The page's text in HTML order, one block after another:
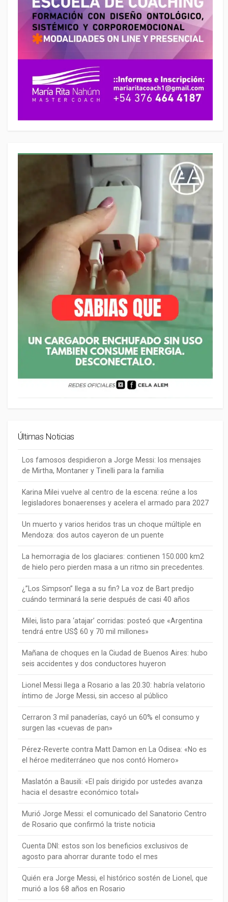
Últimas Noticias
Los famosos despidieron a Jorge Messi: los mensajes
de Mirtha, Montaner y Tinelli para la familia
Karina Milei vuelve al centro de la escena: reúne a los
legisladores bonaerenses y acelera el armado para 2027
Un muerto y varios heridos tras un choque múltiple en
Mendoza: dos autos cayeron de un puente
La hemorragia de los glaciares: contienen 150.000 km2
de hielo pero pierden masa a un ritmo sin precedentes.
¿”Los Simpson” llega a su fin? La voz de Bart predijo
cuándo terminará la serie después de casi 40 años
Milei, listo para ‘atajar’ corridas: posteó que «Argentina
tendrá entre US$ 60 y 70 mil millones»
Mañana de choques en la Ciudad de Buenos Aires: hubo
seis accidentes y dos conductores huyeron
Lionel Messi llega a Rosario a las 20.30: habría velatorio
íntimo de Jorge Messi, sin acceso al público
Cerraron 3 mil panaderías, cayó un 60% el consumo y
surgen las «cuevas de pan»
Pérez-Reverte contra Matt Damon en La Odisea: «No es
el héroe mediterráneo que nos contó Homero»
Maslatón a Bausili: «El país dirigido por ustedes avanza
hacia el desastre económico total»
Murió Jorge Messi: el comunicado del Sanatorio Centro
de Rosario que confirmó la triste noticia
Cuenta DNI: estos son los beneficios exclusivos de
agosto para ahorrar durante todo el mes
Quién era Jorge Messi, el histórico sostén de Lionel, que
murió a los 68 años en Rosario